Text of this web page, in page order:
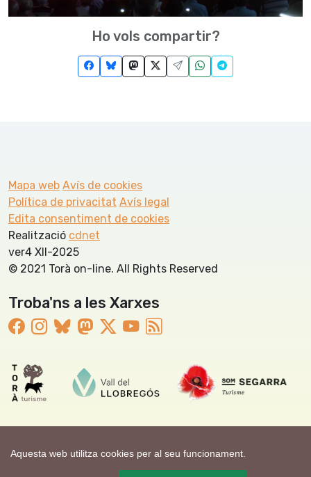
Aquesta web utilitza cookies per al seu funcionament.
Ho vols compartir?
Mapa web Avís de cookies
Política de privacitat Avís legal
Edita consentiment de cookies
Realització cdnet
ver4 XII-2025
© 2021 Torà on-line. All Rights Reserved
Troba'ns a les Xarxes